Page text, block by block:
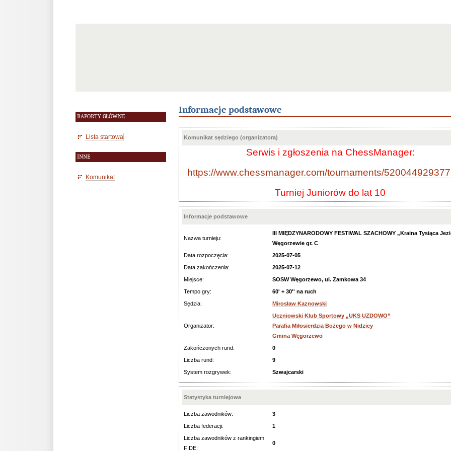
RAPORTY GŁÓWNE
Lista startowa
INNE
Komunikat
Informacje podstawowe
Komunikat sędziego (organizatora)
Serwis i zgłoszenia na ChessManager:
https://www.chessmanager.com/tournaments/
Turniej Juniorów do lat 10
Informacje podstawowe
Nazwa turnieju:
III MIĘDZYNARODOWY FESTIWAL SZACHOWY „Kraina Tysiąca
Węgorzewie gr. C
Data rozpoczęcia:
2025-07-05
Data zakończenia:
2025-07-12
Miejsce:
SOSW Węgorzewo, ul. Zamkowa 34
Tempo gry:
60' + 30'' na ruch
Sędzia:
Mirosław Kaznowski
Organizator:
Uczniowski Klub Sportowy „UKS UZDOWO”
Parafia Miłosierdzia Bożego w Nidzicy
Gmina Węgorzewo
Zakończonych rund:
0
Liczba rund:
9
System rozgrywek:
Szwajcarski
Statystyka turniejowa
Liczba zawodników:
3
Liczba federacji:
1
Liczba zawodników z rankingiem
FIDE:
0